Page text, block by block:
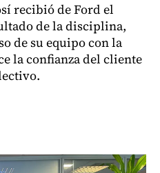
recibió de Ford el
de la disciplina,
de su equipo con la
la confianza del cliente